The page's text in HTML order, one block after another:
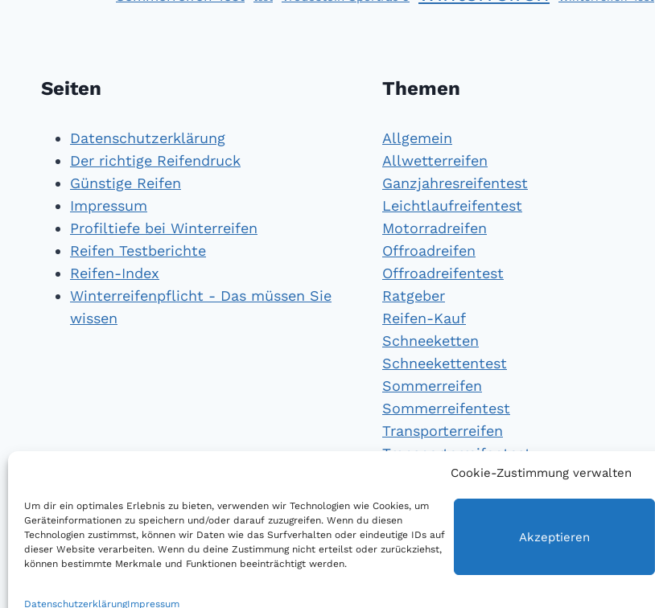
Cookie-Zustimmung verwalten
Um dir ein optimales Erlebnis zu bieten, verwenden wir Technologien wie Cookies, um
Geräteinformationen zu speichern und/oder darauf zuzugreifen. Wenn du diesen
Technologien zustimmst, können wir Daten wie das Surfverhalten oder eindeutige IDs auf
dieser Website verarbeiten. Wenn du deine Zustimmung nicht erteilst oder zurückziehst,
können bestimmte Merkmale und Funktionen beeinträchtigt werden.
Akzeptieren
DatenschutzerklärungImpressum
Seiten
Datenschutzerklärung
Der richtige Reifendruck
Günstige Reifen
Impressum
Profiltiefe bei Winterreifen
Reifen Testberichte
Reifen-Index
Winterreifenpflicht - Das müssen Sie
wissen
Themen
Allgemein
Allwetterreifen
Ganzjahresreifentest
Leichtlaufreifentest
Motorradreifen
Offroadreifen
Offroadreifentest
Ratgeber
Reifen-Kauf
Schneeketten
Schneekettentest
Sommerreifen
Sommerreifentest
Transporterreifen
Transporterreifentest
Winterreifen
Winterreifentest